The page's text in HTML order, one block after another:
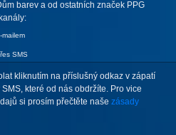
barev a od ostatních značek PPG
SMS
kliknutím na příslušný odkaz v zápatí
které od nás obdržíte. Pro vice
si prosím přečtěte naše zásady